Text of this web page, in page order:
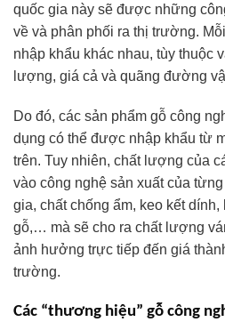
quốc gia này sẽ được những
về và phân phối ra thị trường.
nhập khẩu khác nhau, tùy thuộc
lượng, giá cả và quãng đường
Do đó, các sản phẩm gỗ công
dụng có thể được nhập khẩu từ
trên. Tuy nhiên, chất lượng của
vào công nghệ sản xuất của
gia, chất chống ẩm, keo kết
gỗ,… mà sẽ cho ra chất lượng
ảnh hưởng trực tiếp đến giá
trường.
Các “thương hiệu” gỗ công